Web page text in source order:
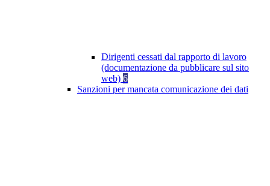
Dirigenti cessati dal rapporto di lavoro
(documentazione da pubblicare sul sito
web) 6
Sanzioni per mancata comunicazione dei dati